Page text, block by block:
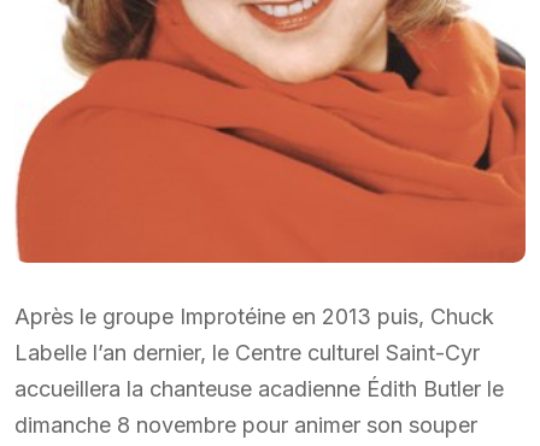
Après le groupe Improtéine en 2013 puis, Chuck
Labelle l’an dernier, le Centre culturel Saint-Cyr
accueillera la chanteuse acadienne Édith Butler le
dimanche 8 novembre pour animer son souper